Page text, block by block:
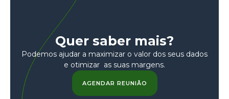
Quer saber mais?
Podemos ajudar a maximizar o valor dos seus dados
e otimizar as suas margens.
AGENDAR REUNIÃO